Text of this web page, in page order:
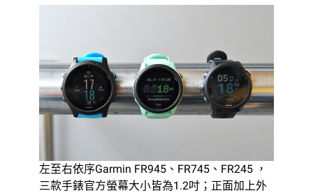
左至右依序Garmin FR945、FR745、FR245 ，
三款手錶官方螢幕大小皆為1.2吋；正面加上外